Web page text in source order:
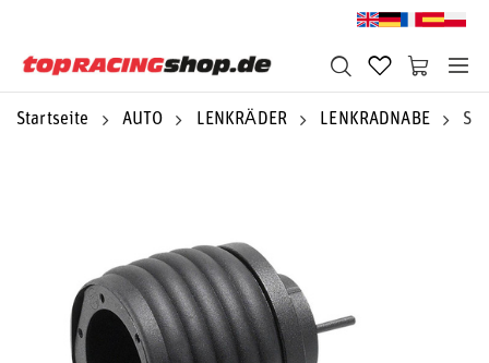
Startseite AUTO LENKRÄDER LENKRADNABE